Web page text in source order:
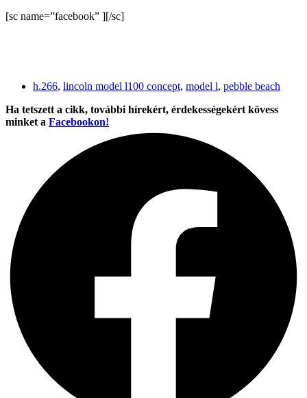
[sc name=”facebook” ][/sc]
h.266, lincoln model l100 concept, model l, pebble beach
Ha tetszett a cikk, további hírekért, érdekességekért kövess
minket a Facebookon!